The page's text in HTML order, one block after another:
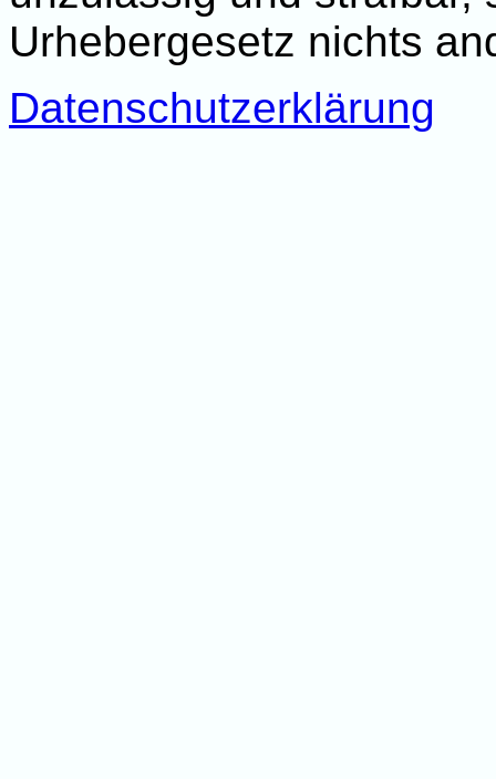
Urhebergesetz nichts
Datenschutzerklärung